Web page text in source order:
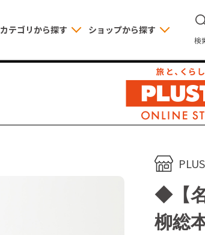
カテゴリから探す ショップから探す
検
◆【
柳総